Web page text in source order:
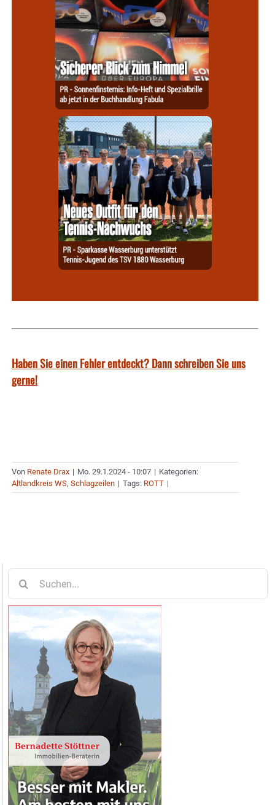
Haben Sie einen Fehler entdeckt? Dann schreiben Sie uns
gerne!
Von Renate Drax | Mo. 29.1.2024 - 10:07 | Kategorien:
Altlandkreis WS, Schlagzeilen | Tags: ROTT |
nach: